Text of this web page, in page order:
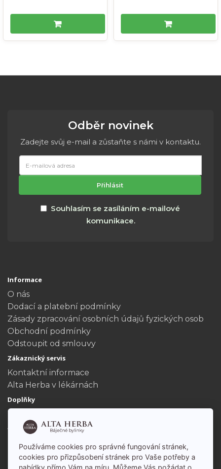
Odběr novinek
Zadejte svůj e-mail a zůstaňte s námi v kontaktu.
mailová
adresa
Přihlásit
Souhlasím se zasíláním e-mailové
komunikace.
Informace
O nás
Dodací a platební podmínky
Zásady zpracování osobních údajů fyzických osob
Obchodní podmínky
Odstoupit od smlouvy
Zákaznický servis
Kontaktní informace
Alta Herba v lékárnách
Doplňky
Dárkové poukazy
Akční nabídka
Můj účet
Používáme cookies pro správné fungování stránek,
cookies pro přizpůsobení stránek pro Vaše potřeby a
nabídky přímo Vám na míru. Můžeme Vás požádat o